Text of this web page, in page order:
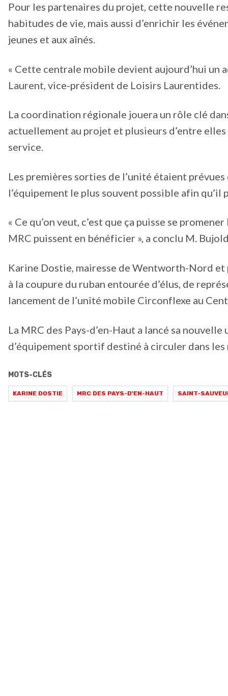
Pour les partenaires du projet, cette nouvelle
habitudes de vie, mais aussi d’enrichir les
jeunes et aux aînés.
« Cette centrale mobile devient aujourd’hui un
Laurent, vice-président de Loisirs Laurentides.
La coordination régionale jouera un rôle clé
actuellement au projet et plusieurs d’entre elles
service.
Les premières sorties de l’unité étaient
l’équipement le plus souvent possible afin
« Ce qu’on veut, c’est que ça puisse se
MRC puissent en bénéficier », a conclu M.
Karine Dostie, mairesse de Wentworth-Nord et
à la coupure du ruban entourée d’élus, de
lancement de l’unité mobile Circonflexe au
La MRC des Pays-d’en-Haut a lancé sa
d’équipement sportif destiné à circuler dans
MOTS-CLÉS
KARINE DOSTIE MRC DES PAYS-D'EN-HAUT SAINT-